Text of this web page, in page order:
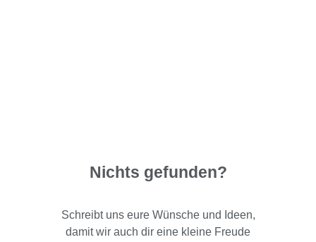
Nichts gefunden?
Schreibt uns eure Wünsche und Ideen,
damit wir auch dir eine kleine Freude